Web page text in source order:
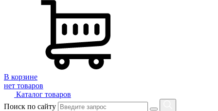
В корзине
нет товаров
Каталог товаров
Поиск по сайту